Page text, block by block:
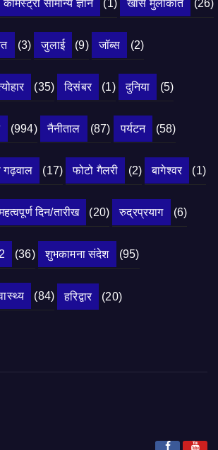
केमिस्ट्री सामान्य ज्ञान (1) खास मुलाकात (26)
(3) जुलाई (9) जॉब्स (2)
(35) दिसंबर (1) दुनिया (5)
(994) नैनीताल (87) पर्यटन (58)
गढ़वाल (17) फोटो गैलरी (2) बागेश्वर (1)
दिन/तारीख (20) रुद्रप्रयाग (6)
(36) शुभकामना संदेश (95)
(84) हरिद्वार (20)